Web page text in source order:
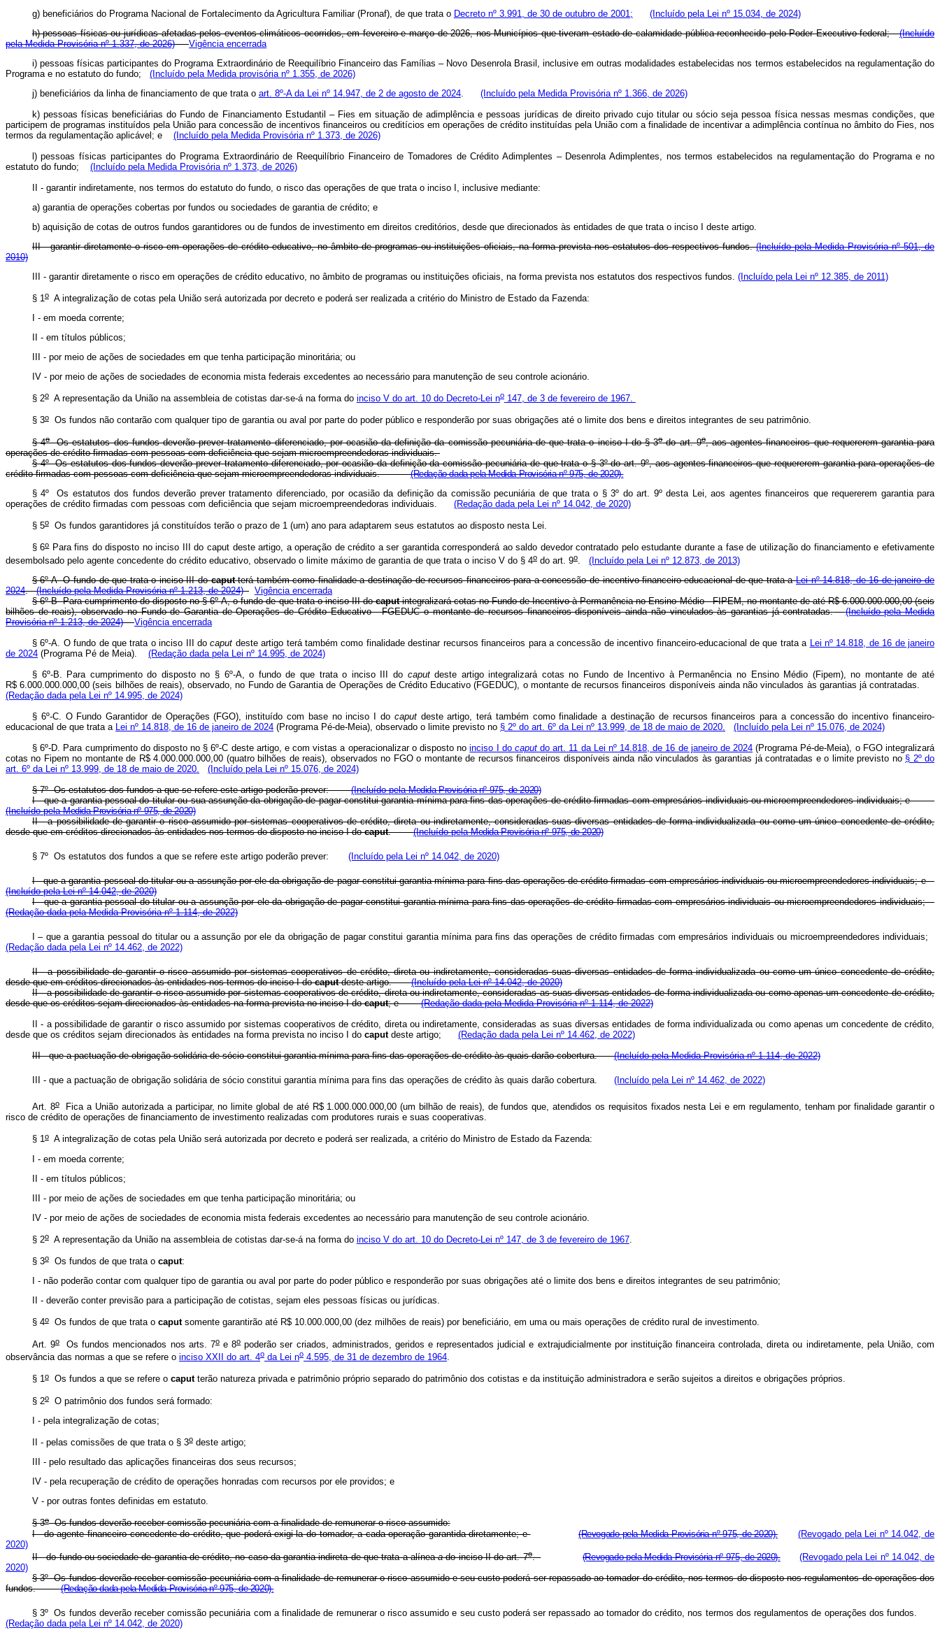
g) beneficiários do Programa Nacional de Fortalecimento da Agricultura Familiar (Pronaf), de que trata o Decreto nº 3.991, de 30 de outubro de 2001;
(Incluído pela Lei nº 15.034, de 2024)
h) pessoas físicas ou jurídicas afetadas pelos eventos climáticos ocorridos, em fevereiro e março de 2026, nos Municípios que tiveram estado de calamidade pública reconhecido pelo Poder Executivo federal;(Incluído
pela Medida Provisória nº 1.337, de 2026)
Vigência encerrada
i) pessoas físicas participantes do Programa Extraordinário de Reequilíbrio Financeiro das Famílias – Novo Desenrola Brasil, inclusive em outras modalidades estabelecidas nos termos estabelecidos na regulamentação do
Programa e no estatuto do fundo; (Incluído pela Medida provisória nº 1.355, de 2026)
j) beneficiários da linha de financiamento de que trata o art. 8º-A da Lei nº 14.947, de 2 de agosto de 2024. (Incluído pela Medida Provisória nº 1.366, de 2026)
k) pessoas físicas beneficiárias do Fundo de Financiamento Estudantil – Fies em situação de adimplência e pessoas jurídicas de direito privado cujo titular ou sócio seja pessoa física nessas mesmas condições, que
participem de programas instituídos pela União para concessão de incentivos financeiros ou creditícios em operações de crédito instituídas pela União com a finalidade de incentivar a adimplência contínua no âmbito do Fies, nos
termos da regulamentação aplicável; e (Incluído pela Medida Provisória nº 1.373, de 2026)
l) pessoas físicas participantes do Programa Extraordinário de Reequilíbrio Financeiro de Tomadores de Crédito Adimplentes – Desenrola Adimplentes, nos termos estabelecidos na regulamentação do Programa e no
estatuto do fundo; (Incluído pela Medida Provisória nº 1.373, de 2026)
II - garantir indiretamente, nos termos do estatuto do fundo, o risco das operações de que trata o inciso I, inclusive mediante:
a) garantia de operações cobertas por fundos ou sociedades de garantia de crédito; e
b) aquisição de cotas de outros fundos garantidores ou de fundos de investimento em direitos creditórios, desde que direcionados às entidades de que trata o inciso I deste artigo.
III - garantir diretamente o risco em operações de crédito educativo, no âmbito de programas ou instituições oficiais, na forma prevista nos estatutos dos respectivos fundos.(Incluído pela Medida Provisória nº 501, de
2010)
III - garantir diretamente o risco em operações de crédito educativo, no âmbito de programas ou instituições oficiais, na forma prevista nos estatutos dos respectivos fundos. (Incluído pela Lei nº 12.385, de 2011)
§ 1oA integralização de cotas pela União será autorizada por decreto e poderá ser realizada a critério do Ministro de Estado da Fazenda:
I - em moeda corrente;
II - em títulos públicos;
III - por meio de ações de sociedades em que tenha participação minoritária; ou
IV - por meio de ações de sociedades de economia mista federais excedentes ao necessário para manutenção de seu controle acionário.
§ 2oA representação da União na assembleia de cotistas dar-se-á na forma do inciso V do art. 10 do Decreto-Lei no147, de 3 de fevereiro de 1967.
§ 3oOs fundos não contarão com qualquer tipo de garantia ou aval por parte do poder público e responderão por suas obrigações até o limite dos bens e direitos integrantes de seu patrimônio.
§ 4oOs estatutos dos fundos deverão prever tratamento diferenciado, por ocasião da definição da comissão pecuniária de que trata o inciso I do § 3odo art. 9o, aos agentes financeiros que requererem garantia para
operações de crédito firmadas com pessoas com deficiência que sejam microempreendedoras individuais.
§ 4º Os estatutos dos fundos deverão prever tratamento diferenciado, por ocasião da definição da comissão pecuniária de que trata o § 3º do art. 9º, aos agentes financeiros que requererem garantia para operações de
crédito firmadas com pessoas com deficiência que sejam microempreendedoras individuais.(Redação dada pela Medida Provisória nº 975, de 2020).
§ 4º Os estatutos dos fundos deverão prever tratamento diferenciado, por ocasião da definição da comissão pecuniária de que trata o § 3º do art. 9º desta Lei, aos agentes financeiros que requererem garantia para
operações de crédito firmadas com pessoas com deficiência que sejam microempreendedoras individuais. (Redação dada pela Lei nº 14.042, de 2020)
§ 5oOs fundos garantidores já constituídos terão o prazo de 1 (um) ano para adaptarem seus estatutos ao disposto nesta Lei.
§ 6oPara fins do disposto no inciso III do caput deste artigo, a operação de crédito a ser garantida corresponderá ao saldo devedor contratado pelo estudante durante a fase de utilização do financiamento e efetivamente
desembolsado pelo agente concedente do crédito educativo, observado o limite máximo de garantia de que trata o inciso V do § 4o do art. 9o
(Incluído pela Lei nº 12.873, de 2013)
§ 6º-A O fundo de que trata o inciso III docaputterá também como finalidade a destinação de recursos financeiros para a concessão de incentivo financeiro-educacional de que trata aLei nº 14.818, de 16 de janeiro de
2024. (Incluído pela Medida Provisória nº 1.213, de 2024)
Vigência encerrada
§ 6º-B Para cumprimento do disposto no § 6º-A, o fundo de que trata o inciso III docaputintegralizará cotas no Fundo de Incentivo à Permanência no Ensino Médio - FIPEM, no montante de até R$ 6.000.000.000,00 (seis
bilhões de reais), observado no Fundo de Garantia de Operações de Crédito Educativo - FGEDUC o montante de recursos financeiros disponíveis ainda não vinculados às garantias já contratadas.
(Incluído pela Medida
Provisória nº 1.213, de 2024)
Vigência encerrada
§ 6º-A. O fundo de que trata o inciso III docaput deste artigo terá também como finalidade destinar recursos financeiros para a concessão de incentivo financeiro-educacional de que trata a
Lei nº 14.818, de 16 de janeiro
de 2024 (Programa Pé de Meia). (Redação dada pela Lei nº 14.995, de 2024)
§ 6º-B. Para cumprimento do disposto no § 6º-A, o fundo de que trata o inciso III do caputdeste artigo integralizará cotas no Fundo de Incentivo à Permanência no Ensino Médio (Fipem), no montante de até
R$ 6.000.000.000,00 (seis bilhões de reais), observado, no Fundo de Garantia de Operações de Crédito Educativo (FGEDUC), o montante de recursos financeiros disponíveis ainda não vinculados às garantias já contratadas.
(Redação dada pela Lei nº 14.995, de 2024)
§ 6º-C. O Fundo Garantidor de Operações (FGO), instituído com base no inciso I do caputdeste artigo, terá também como finalidade a destinação de recursos financeiros para a concessão do incentivo financeiro-
educacional de que trata a
Lei nº 14.818, de 16 de janeiro de 2024 (Programa Pé-de-Meia), observado o limite previsto no § 2º do art. 6º da Lei nº 13.999, de 18 de maio de 2020.
(Incluído pela Lei nº 15.076, de 2024)
§ 6º-D. Para cumprimento do disposto no § 6º-C deste artigo, e com vistas a operacionalizar o disposto noinciso I do caputdo art. 11 da Lei nº 14.818, de 16 de janeiro de 2024 (Programa Pé-de-Meia), o FGO integralizará
cotas no Fipem no montante de R$ 4.000.000.000,00 (quatro bilhões de reais), observados no FGO o montante de recursos financeiros disponíveis ainda não vinculados às garantias já contratadas e o limite previsto no § 2º do
art. 6º da Lei nº 13.999, de 18 de maio de 2020.
(Incluído pela Lei nº 15.076, de 2024)
§ 7º Os estatutos dos fundos a que se refere este artigo poderão prever:(Incluído pelaMedida Provisória nº 975, de 2020)
I - que a garantia pessoal do titular ou sua assunção da obrigação de pagar constitui garantia mínima para fins das operações de crédito firmadas com empresários individuais ou microempreendedores individuais; e
(Incluído pelaMedida Provisória nº 975, de 2020)
II - a possibilidade de garantir o risco assumido por sistemas cooperativos de crédito, direta ou indiretamente, consideradas suas diversas entidades de forma individualizada ou como um único concedente de crédito,
desde que em créditos direcionados às entidades nos termos do disposto no inciso I docaput.(Incluído pelaMedida Provisória nº 975, de 2020)
§ 7º Os estatutos dos fundos a que se refere este artigo poderão prever: (Incluído pela Lei nº 14.042, de 2020)
I - que a garantia pessoal do titular ou a assunção por ele da obrigação de pagar constitui garantia mínima para fins das operações de crédito firmadas com empresários individuais ou microempreendedores individuais; e
(Incluído pela Lei nº 14.042, de 2020)
I - que a garantia pessoal do titular ou a assunção por ele da obrigação de pagar constitui garantia mínima para fins das operações de crédito firmadas com empresários individuais ou microempreendedores individuais;
(Redação dada pela Medida Provisória nº 1.114, de 2022)
I – que a garantia pessoal do titular ou a assunção por ele da obrigação de pagar constitui garantia mínima para fins das operações de crédito firmadas com empresários individuais ou microempreendedores individuais;
(Redação dada pela Lei nº 14.462, de 2022)
II - a possibilidade de garantir o risco assumido por sistemas cooperativos de crédito, direta ou indiretamente, consideradas suas diversas entidades de forma individualizada ou como um único concedente de crédito,
desde que em créditos direcionados às entidades nos termos do inciso I docaputdeste artigo.(Incluído pela Lei nº 14.042, de 2020)
II - a possibilidade de garantir o risco assumido por sistemas cooperativos de crédito, direta ou indiretamente, consideradas as suas diversas entidades de forma individualizada ou como apenas um concedente de crédito,
desde que os créditos sejam direcionados às entidades na forma prevista no inciso I docaput; e(Redação dada pela Medida Provisória nº 1.114, de 2022)
II - a possibilidade de garantir o risco assumido por sistemas cooperativos de crédito, direta ou indiretamente, consideradas as suas diversas entidades de forma individualizada ou como apenas um concedente de crédito,
desde que os créditos sejam direcionados às entidades na forma prevista no inciso I do caput deste artigo; (Redação dada pela Lei nº 14.462, de 2022)
III - que a pactuação de obrigação solidária de sócio constitui garantia mínima para fins das operações de crédito às quais darão cobertura.(Incluído pela Medida Provisória nº 1.114, de 2022)
III - que a pactuação de obrigação solidária de sócio constitui garantia mínima para fins das operações de crédito às quais darão cobertura. (Incluído pela Lei nº 14.462, de 2022)
Art. 8oFica a União autorizada a participar, no limite global de até R$ 1.000.000.000,00 (um bilhão de reais), de fundos que, atendidos os requisitos fixados nesta Lei e em regulamento, tenham por finalidade garantir o
risco de crédito de operações de financiamento de investimento realizadas com produtores rurais e suas cooperativas.
§ 1oA integralização de cotas pela União será autorizada por decreto e poderá ser realizada, a critério do Ministro de Estado da Fazenda:
I - em moeda corrente;
II - em títulos públicos;
III - por meio de ações de sociedades em que tenha participação minoritária; ou
IV - por meio de ações de sociedades de economia mista federais excedentes ao necessário para manutenção de seu controle acionário.
§ 2oA representação da União na assembleia de cotistas dar-se-á na forma do inciso V do art. 10 do Decreto-Lei nº 147, de 3 de fevereiro de 1967.
§ 3oOs fundos de que trata o caput:
I - não poderão contar com qualquer tipo de garantia ou aval por parte do poder público e responderão por suas obrigações até o limite dos bens e direitos integrantes de seu patrimônio;
II - deverão conter previsão para a participação de cotistas, sejam eles pessoas físicas ou jurídicas.
§ 4oOs fundos de que trata o caput somente garantirão até R$ 10.000.000,00 (dez milhões de reais) por beneficiário, em uma ou mais operações de crédito rural de investimento.
Art. 9oOs fundos mencionados nos arts. 7oe 8opoderão ser criados, administrados, geridos e representados judicial e extrajudicialmente por instituição financeira controlada, direta ou indiretamente, pela União, com
observância das normas a que se refere o inciso XXII do art. 4o da Lei no 4.595, de 31 de dezembro de 1964.
§ 1oOs fundos a que se refere o caputterão natureza privada e patrimônio próprio separado do patrimônio dos cotistas e da instituição administradora e serão sujeitos a direitos e obrigações próprios.
§ 2oO patrimônio dos fundos será formado:
I - pela integralização de cotas;
II - pelas comissões de que trata o § 3odeste artigo;
III - pelo resultado das aplicações financeiras dos seus recursos;
IV - pela recuperação de crédito de operações honradas com recursos por ele providos; e
V - por outras fontes definidas em estatuto.
§ 3oOs fundos deverão receber comissão pecuniária com a finalidade de remunerar o risco assumido:
I - do agente financeiro concedente do crédito, que poderá exigi-la do tomador, a cada operação garantida diretamente; e
(Revogado pela Medida Provisória nº 975, de 2020).
(Revogado pela Lei nº 14.042, de
2020)
II - do fundo ou sociedade de garantia de crédito, no caso da garantia indireta de que trata a alíneaado inciso II do art. 7o. (Revogado pela Medida Provisória nº 975, de 2020).
(Revogado pela Lei nº 14.042, de
2020)
§ 3º Os fundos deverão receber comissão pecuniária com a finalidade de remunerar o risco assumido e seu custo poderá ser repassado ao tomador do crédito, nos termos do disposto nos regulamentos de operações dos
fundos.(Redação dada pela Medida Provisória nº 975, de 2020).
§ 3º Os fundos deverão receber comissão pecuniária com a finalidade de remunerar o risco assumido e seu custo poderá ser repassado ao tomador do crédito, nos termos dos regulamentos de operações dos fundos.
(Redação dada pela Lei nº 14.042, de 2020)